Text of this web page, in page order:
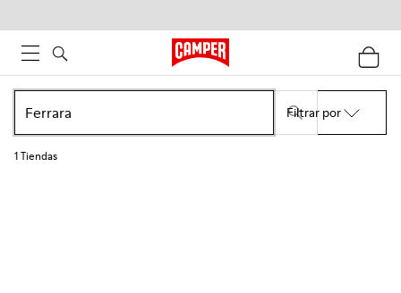
Filtrar por
1Tiendas